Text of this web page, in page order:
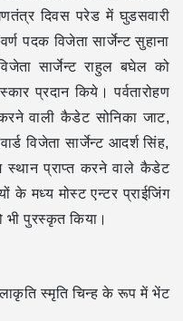
दिवस परेड में घुडसवारी
पदक विजेता सार्जेन्ट सुहाना
सार्जेन्ट राहुल बघेल को
प्रदान किये। पर्वतारोहण
वाली कैडेट सोनिका जाट,
विजेता सार्जेन्ट आदर्श सिंह,
स्थान प्राप्त करने वाले कैडेट
के मध्य मोस्ट एन्टर प्राईजिंग
पुरस्कृत किया।
स्मृति चिन्ह के रूप में भेंट